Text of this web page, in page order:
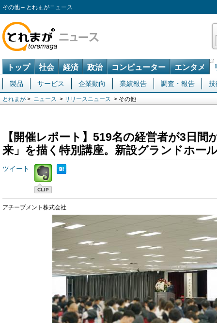
その他 – とれまがニュース
トップ 社会 経済 政治 コンピューター エンタメ
製品 サービス 企業動向 業績報告 調査・報告 技
とれまが > ニュース > リリースニュース > その他
【開催レポート】519名の経営者が3日間
来」を描く特別講座。新設グランドホー
ツイート
アチーブメント株式会社